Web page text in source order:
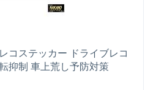
コステッカー ドライブレコ
抑制 車上荒し予防対策